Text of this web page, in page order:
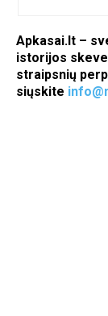
Apkasai.lt –
istorijos
straipsnių
siųskite